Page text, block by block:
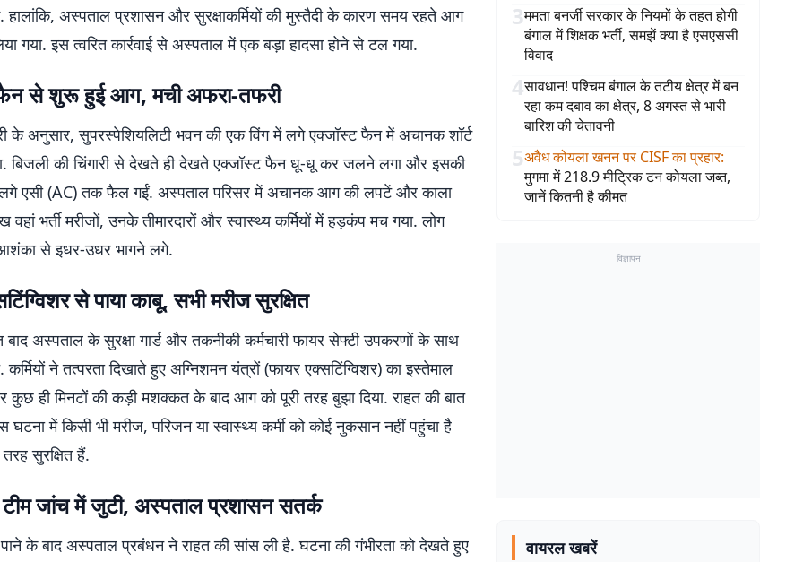
हालांकि, अस्पताल प्रशासन और सुरक्षाकर्मियों की मुस्तैदी के कारण समय रहते आग
गया. इस त्वरित कार्रवाई से अस्पताल में एक बड़ा हादसा होने से टल गया.
से शुरू हुई आग, मची अफरा-तफरी
के अनुसार, सुपरस्पेशियलिटी भवन की एक विंग में लगे एक्जॉस्ट फैन में अचानक शॉर्ट
बिजली की चिंगारी से देखते ही देखते एक्जॉस्ट फैन धू-धू कर जलने लगा और इसकी
एसी (AC) तक फैल गईं. अस्पताल परिसर में अचानक आग की लपटें और काला
भर्ती मरीजों, उनके तीमारदारों और स्वास्थ्य कर्मियों में हड़कंप मच गया. लोग
से इधर-उधर भागने लगे.
से पाया काबू, सभी मरीज सुरक्षित
अस्पताल के सुरक्षा गार्ड और तकनीकी कर्मचारी फायर सेफ्टी उपकरणों के साथ
ने तत्परता दिखाते हुए अग्निशमन यंत्रों (फायर एक्सटिंग्विशर) का इस्तेमाल
ही मिनटों की कड़ी मशक्कत के बाद आग को पूरी तरह बुझा दिया. राहत की बात
घटना में किसी भी मरीज, परिजन या स्वास्थ्य कर्मी को कोई नुकसान नहीं पहुंचा है
सुरक्षित हैं.
जांच में जुटी, अस्पताल प्रशासन सतर्क
के बाद अस्पताल प्रबंधन ने राहत की सांस ली है. घटना की गंभीरता को देखते हुए
3ममता बनर्जी सरकार के नियमों के तहत होगी
बंगाल में शिक्षक भर्ती, समझें क्या है एसएससी
विवाद
4सावधान! पश्चिम बंगाल के तटीय क्षेत्र में बन
रहा कम दबाव का क्षेत्र, 8 अगस्त से भारी
बारिश की चेतावनी
5अवैध कोयला खनन पर CISF का प्रहार:
मुगमा में 218.9 मीट्रिक टन कोयला जब्त,
जानें कितनी है कीमत
विज्ञापन
वायरल खबरें